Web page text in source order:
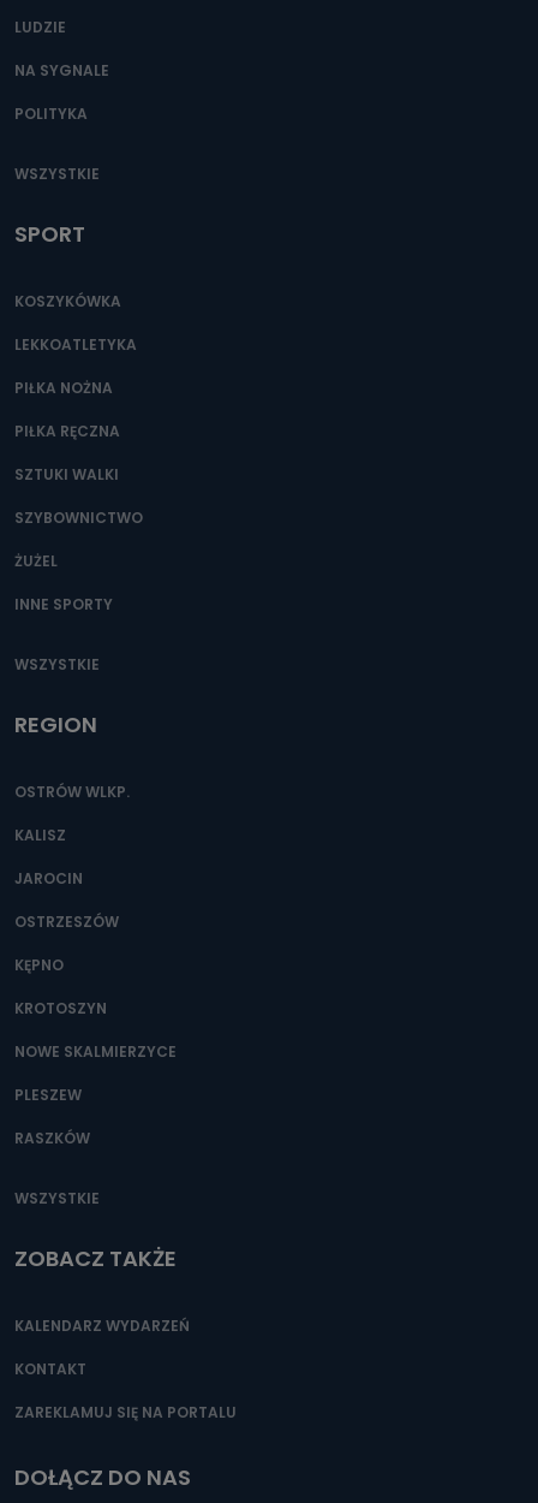
LUDZIE
NA SYGNALE
POLITYKA
WSZYSTKIE
SPORT
KOSZYKÓWKA
LEKKOATLETYKA
PIŁKA NOŻNA
PIŁKA RĘCZNA
SZTUKI WALKI
SZYBOWNICTWO
ŻUŻEL
INNE SPORTY
WSZYSTKIE
REGION
OSTRÓW WLKP.
KALISZ
JAROCIN
OSTRZESZÓW
KĘPNO
KROTOSZYN
NOWE SKALMIERZYCE
PLESZEW
RASZKÓW
WSZYSTKIE
ZOBACZ TAKŻE
KALENDARZ WYDARZEŃ
KONTAKT
ZAREKLAMUJ SIĘ NA PORTALU
DOŁĄCZ DO NAS